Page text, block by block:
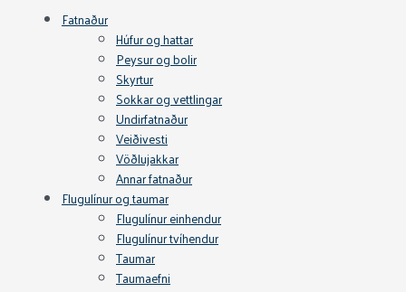
Fatnaður
Húfur og hattar
Peysur og bolir
Skyrtur
Sokkar og vettlingar
Undirfatnaður
Veiðivesti
Vöðlujakkar
Annar fatnaður
Flugulínur og taumar
Flugulínur einhendur
Flugulínur tvíhendur
Taumar
Taumaefni